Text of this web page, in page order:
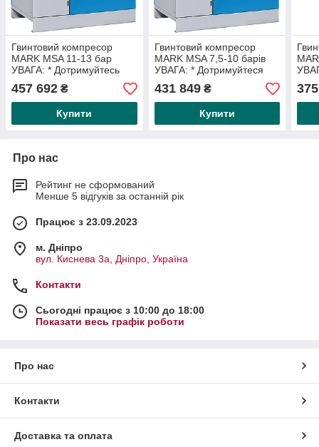
Гвинтовий компресор
MARK MSA 11-13 бар
УВАГА: * Дотримуйтесь
доданої брошури «Умови
встановлення»!!*
457 692 ₴
Купити
Гвинтовий компресор
MARK MSA 7,5-10 барів
УВАГА: * Дотримуйтеся
доданої брошури «Умови
встановлення»!*
431 849₴
Купити
Про нас
Рейтинг не сформований
Менше 5 відгуків за останній рік
Працює з 23.09.2023
м. Дніпро
вул. Киснева 3а, Дніпро, Україна
Контакти
Сьогодні працює з 10:00 до 18:00
Показати весь графік роботи
Про нас
Контакти
Доставка та оплата